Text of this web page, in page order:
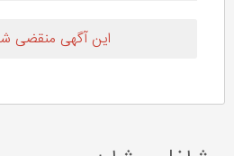
این آگهی منقضی